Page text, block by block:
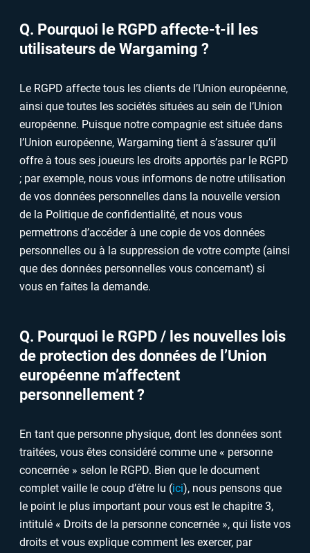
Q. Pourquoi le RGPD affecte-t-il les
utilisateurs de Wargaming ?
Le RGPD affecte tous les clients de l’Union européenne,
ainsi que toutes les sociétés situées au sein de l’Union
européenne. Puisque notre compagnie est située dans
l’Union européenne, Wargaming tient à s’assurer qu’il
offre à tous ses joueurs les droits apportés par le RGPD
; par exemple, nous vous informons de notre utilisation
de vos données personnelles dans la nouvelle version
de la Politique de confidentialité, et nous vous
permettrons d’accéder à une copie de vos données
personnelles ou à la suppression de votre compte (ainsi
que des données personnelles vous concernant) si
vous en faites la demande.
Q. Pourquoi le RGPD / les nouvelles lois
de protection des données de l’Union
européenne m’affectent
personnellement ?
En tant que personne physique, dont les données sont
traitées, vous êtes considéré comme une « personne
concernée » selon le RGPD. Bien que le document
complet vaille le coup d’être lu (ici), nous pensons que
le point le plus important pour vous est le chapitre 3,
intitulé « Droits de la personne concernée », qui liste vos
droits et vous explique comment les exercer, par